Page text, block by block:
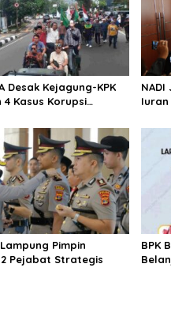
Desak Kejagung-KPK
4 Kasus Korupsi
NADI
Iuran
Pimpin
Pejabat Strategis
BPK